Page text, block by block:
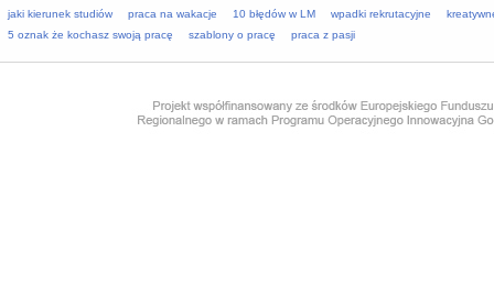
jaki kierunek studiów
praca na wakacje 10 błędów w LM wpadki rekrutacyjne
5 oznak że kochasz swoją pracę
szablony o pracę praca z pasji